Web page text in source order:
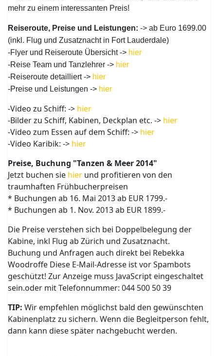
mehr zu einem interessanten Preis!
Reiseroute, Preise und Leistungen:-> ab Euro 1699.00
(inkl. Flug und Zusatznacht in Fort Lauderdale)
-Flyer und Reiseroute Übersicht -> hier
-Reise Team und Tanzlehrer -> hier
-Reiseroute detailliert -> hier
-Preise und Leistungen -> hier
-Video zu Schiff: -> hier
-Bilder zu Schiff, Kabinen, Deckplan etc. -> hier
-Video zum Essen auf dem Schiff: -> hier
-Video Karibik: -> hier
Preise, Buchung "Tanzen & Meer 2014"
Jetzt buchen sie hier und profitieren von den
traumhaften Frühbucherpreisen
* Buchungen ab 16. Mai 2013 ab EUR 1799.-
* Buchungen ab 1. Nov. 2013 ab EUR 1899.-
Die Preise verstehen sich bei Doppelbelegung der
Kabine, inkl Flug ab Zürich und Zusatznacht.
Buchung und Anfragen auch direkt bei Rebekka
Woodroffe Diese E-Mail-Adresse ist vor Spambots
geschützt! Zur Anzeige muss JavaScript eingeschaltet
sein.oder mit Telefonnummer: 044 500 50 39
TIP: Wir empfehlen möglichst bald den gewünschten
Kabinenplatz zu sichern. Wenn die Begleitperson fehlt,
dann kann diese später nachgebucht werden.